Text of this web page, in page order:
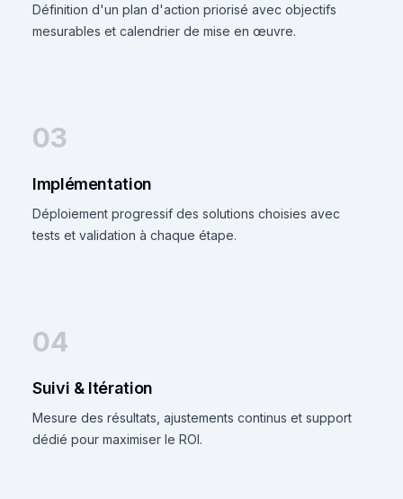
Définition d'un plan d'action priorisé avec objectifs
mesurables et calendrier de mise en œuvre.
03
Implémentation
Déploiement progressif des solutions choisies avec
tests et validation à chaque étape.
04
Suivi & Itération
Mesure des résultats, ajustements continus et support
dédié pour maximiser le ROI.